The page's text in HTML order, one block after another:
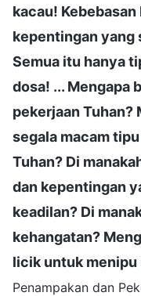
kacau! Kebebasan
kepentingan yang
Semua itu hanya
dosa! ... Mengapa
pekerjaan Tuhan?
segala macam
Tuhan? Di
dan kepentingan
keadilan? Di
kehangatan?
licik untuk menipu
Penampakan dan